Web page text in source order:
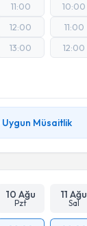
11:00
12:00
13:00
10:00
11:00
12:00
Uygun Müsaitlik
10 Ağu
Pzt
11 Ağu
Sal